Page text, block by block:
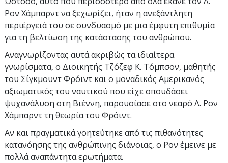
Ρον Χάμπαρντ να ξεχωρίζει, ήταν η ανεξάντλητη
περιέργειά του σε συνδυασμό με μια έμφυτη επιθυμία
για τη βελτίωση της κατάστασης του ανθρώπου.
Αναγνωρίζοντας αυτά ακριβώς τα ιδιαίτερα
γνωρίσματα, ο Διοικητής Τζόζεφ Κ. Τόμπσον, μαθητής
του Σίγκμουντ Φρόιντ και ο μοναδικός Αμερικανός
αξιωματικός του ναυτικού που είχε σπουδάσει
ψυχανάλυση στη Βιέννη, παρουσίασε στο νεαρό Λ. Ρον
Χάμπαρντ τη θεωρία του Φρόιντ.
Αν και πραγματικά γοητεύτηκε από τις πιθανότητες
κατανόησης της ανθρώπινης διάνοιας, ο Ρον έμεινε με
πολλά αναπάντητα ερωτήματα.